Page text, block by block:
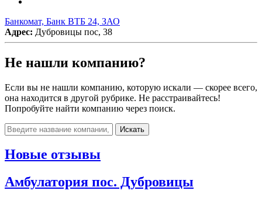
Банкомат, Банк ВТБ 24, ЗАО
Адрес: Дубровицы пос, 38
Не нашли компанию?
Если вы не нашли компанию, которую искали — скорее всего,
она находится в другой рубрике. Не расстраивайтесь!
Попробуйте найти компанию через поиск.
Искать
Новые отзывы
Амбулатория пос. Дубровицы